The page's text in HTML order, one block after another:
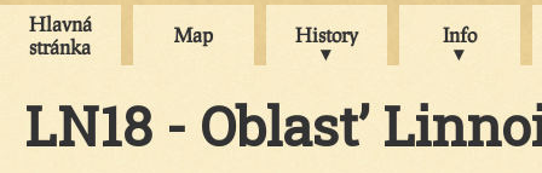
Hlavná
stránka
Map History Info
LN18 - Oblast’